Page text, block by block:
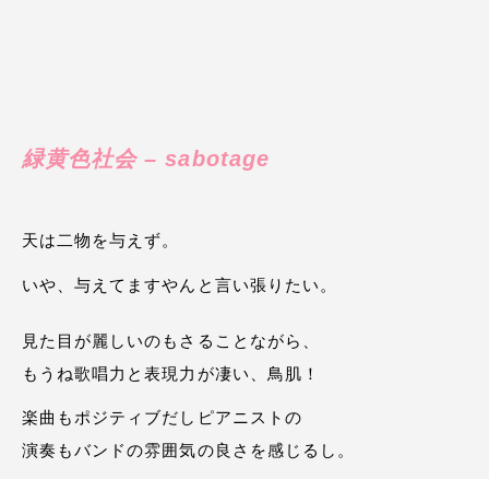
緑黄色社会 – sabotage
天は二物を与えず。
いや、与えてますやんと言い張りたい。
見た目が麗しいのもさることながら、
もうね歌唱力と表現力が凄い、鳥肌！
楽曲もポジティブだしピアニストの
演奏もバンドの雰囲気の良さを感じるし。